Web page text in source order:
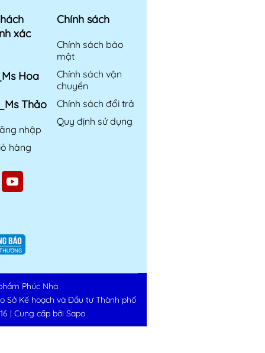
xác
Hoa
Thảo
nhập
hàng
Chính sách
Chính sách bảo
mật
Chính sách vận
chuyển
Chính sách đổi trả
Quy định sử dụng
Phúc Nha
Sở Kế hoạch và Đầu tư Thành phố
| Cung cấp bởi Sapo